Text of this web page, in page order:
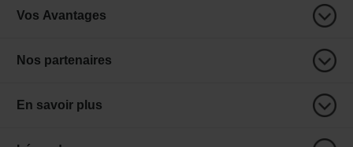
Vos Avantages
Nos partenaires
En savoir plus